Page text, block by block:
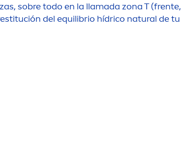
zas, sobre todo en la llamada zona T
del equilibrio hídrico natural de tu